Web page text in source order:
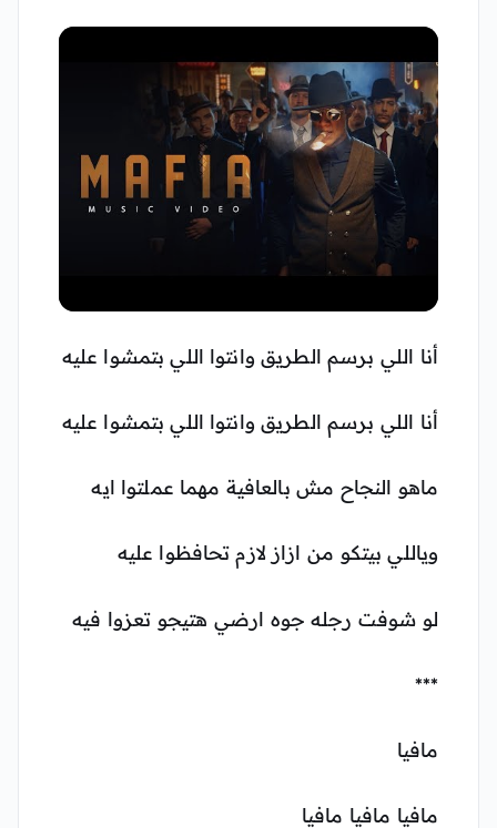
▶
أنا اللي برسم الطريق وانتوا اللي بتمشوا عليه
أنا اللي برسم الطريق وانتوا اللي بتمشوا عليه
ماهو النجاح مش بالعافية مهما عملتوا ايه
وياللي بيتكو من ازاز لازم تحافظوا عليه
لو شوفت رجله جوه ارضي هتيجو تعزوا فيه
***
مافيا
مافيا مافيا مافيا